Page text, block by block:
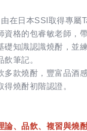
在日本SSI取得專屬
資格的包睿敏老師，
礎知識認識燒酎，並
筆記。
多款燒酎，豐富品酒
得燒酎初階認證。
論、品飲、複習與燒